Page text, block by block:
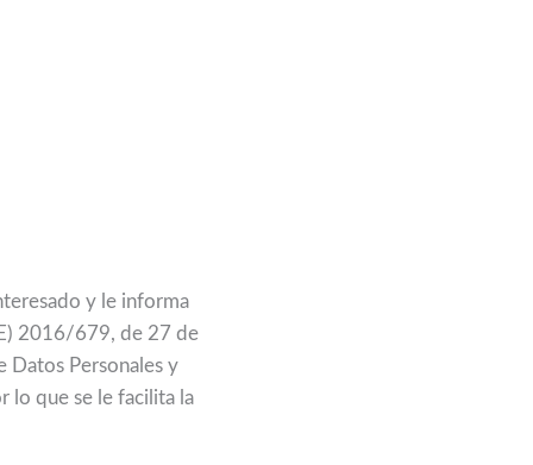
y le informa
2016/679, de 27 de
Datos Personales y
lo que se le facilita la